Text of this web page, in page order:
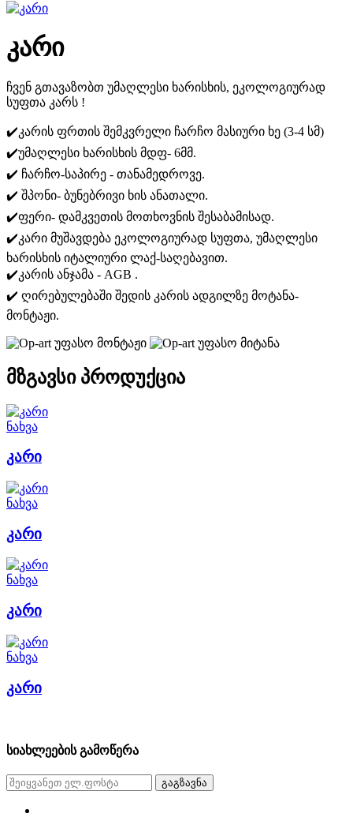
კარი
ჩვენ გთავაზობთ უმაღლესი ხარისხის, ეკოლოგიურად
სუფთა კარს !
✔️კარის ფრთის შემკვრელი ჩარჩო მასიური ხე (3-4 სმ)
✔️უმაღლესი ხარისხის მდფ- 6მმ.
✔️ ჩარჩო-საპირე - თანამედროვე.
✔️ შპონი- ბუნებრივი ხის ანათალი.
✔️ფერი- დამკვეთის მოთხოვნის შესაბამისად.
✔️კარი მუშავდება ეკოლოგიურად სუფთა, უმაღლესი
ხარისხის იტალიური ლაქ-საღებავით.
✔️კარის ანჯამა - AGB .
✔️ ღირებულებაში შედის კარის ადგილზე მოტანა-
მონტაჟი.
უფასო მონტაჟი უფასო მიტანა
მზგავსი პროდუქცია
ნახვა
კარი
ნახვა
კარი
ნახვა
კარი
ნახვა
კარი
სიახლეების გამოწერა
გაგზავნა